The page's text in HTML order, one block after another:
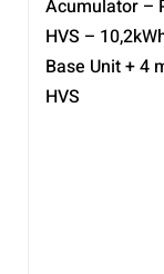
Acumulator –
HVS –
Base Unit + 4
HVS